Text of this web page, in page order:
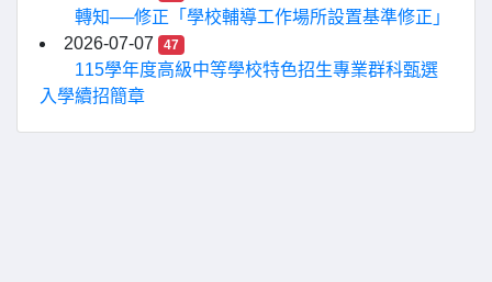
轉知──修正「學校輔導工作場所設置基準修正」
2026-07-07
47
115學年度高級中等學校特色招生專業群科甄選
入學續招簡章